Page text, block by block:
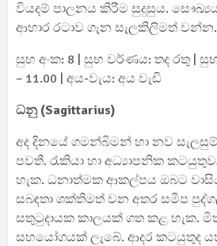
වියදම් පාලනය කිරීම සුදුසුය.
ආහාර රටාව ගැන සැලකිලිමත් වන්න.
සුභ අංක: 8 | සුභ වර්ණය: තද රතු |
– 11.00 | අය-වැය: අය වැඩි
ධනු (Sagittarius)
අද දිනයේ ගමන්බිමන් හා නව සැලසුම්
පවතී. රැකියා හා අධ්‍යාපනික
හැක. ධනාත්මක ආකල්පය ඔබට
සබඳතා ශක්තිමත් වන අතර සමීප
සතුටුදායක කාලයක් ගත කළ හැක.
සහයෝගයක් ලැබේ. ආදර කටයුතුද